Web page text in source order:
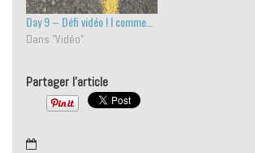
Day 9 – Défi vidéo ! I comme…
Dans "Vidéo"
Partager l'article